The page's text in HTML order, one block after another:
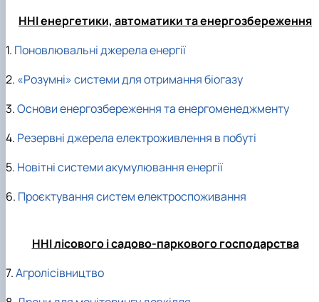
ННІ енергетики, автоматики та енергозбереження
1. Поновлювальні джерела енергії
2. «Розумні» системи для отримання біогазу
3.Основи енергозбереження та енергоменеджменту
4. Резервні джерела електроживлення в побуті
5. Новітні системи акумулювання енергії
6. Проєктування систем електроспоживання
ННІ лісового і садово-паркового господарства
7.Агролісівництво